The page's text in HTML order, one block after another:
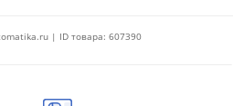
| ID товара: 607390